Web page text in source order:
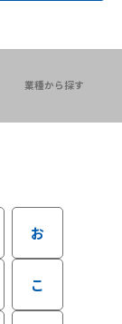
業種から探す
お
こ